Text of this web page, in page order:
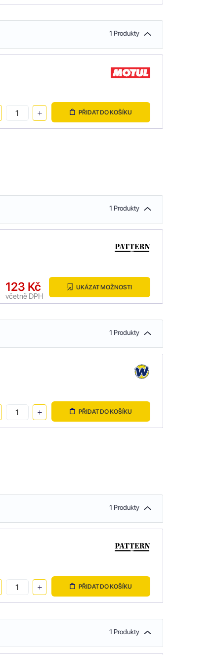
1 Produkty
PŘIDAT DO KOŠÍKU
1 Produkty
123 Kč
včetně DPH
UKÁZAT MOŽNOSTI
1 Produkty
PŘIDAT DO KOŠÍKU
1 Produkty
PŘIDAT DO KOŠÍKU
1 Produkty